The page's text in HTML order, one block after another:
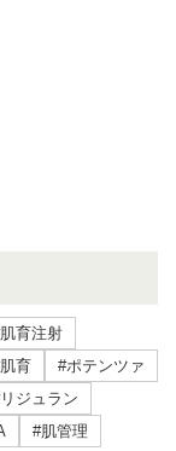
育注射
育
#ポテンツァ
ジュラン
#肌管理